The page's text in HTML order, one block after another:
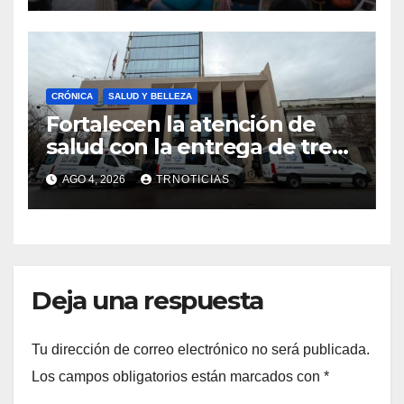
emprendimiento
CRÓNICA SALUD Y BELLEZA
Fortalecen la atención de
salud con la entrega de tres
nuevas ambulancias para
Cauquenes y Sagrada Familia
AGO 4, 2026 TRNOTICIAS
Deja una respuesta
Tu dirección de correo electrónico no será publicada.
Los campos obligatorios están marcados con *